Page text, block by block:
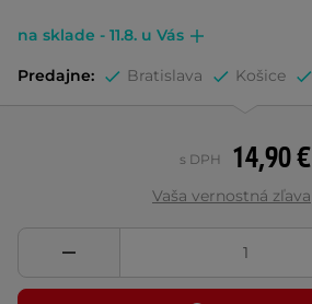
na sklade - 11.8. u Vás
Predajne: Bratislava Košice
14,90 €
s DPH
Vaša vernostná zľava